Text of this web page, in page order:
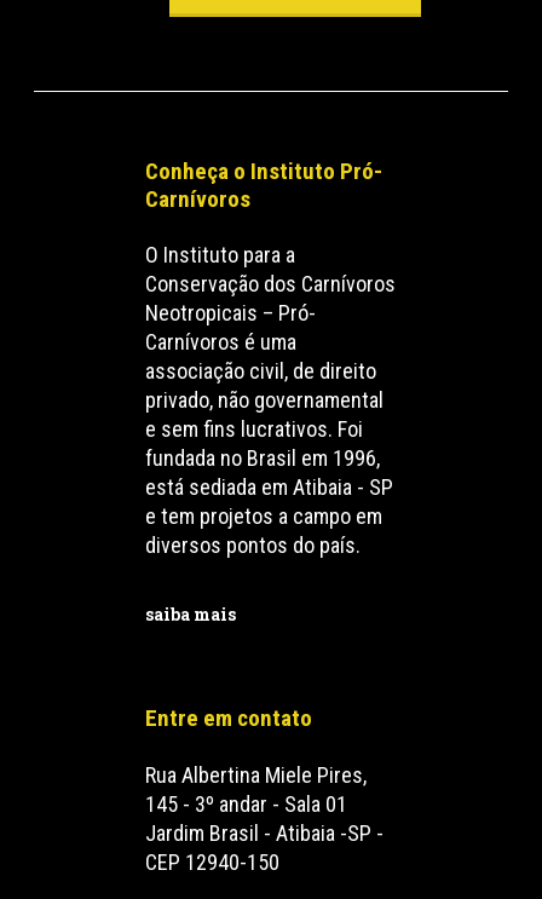
Conheça o Instituto Pró-
Carnívoros
O Instituto para a
Conservação dos Carnívoros
Neotropicais – Pró-
Carnívoros é uma
associação civil, de direito
privado, não governamental
e sem fins lucrativos. Foi
fundada no Brasil em 1996,
está sediada em Atibaia - SP
e tem projetos a campo em
diversos pontos do país.
saiba mais
Entre em contato
Rua Albertina Miele Pires,
145 - 3º andar - Sala 01
Jardim Brasil - Atibaia -SP -
CEP 12940-150